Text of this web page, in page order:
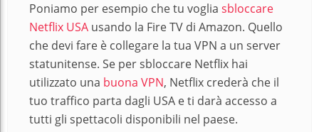
Poniamo per esempio che tu voglia sbloccare
Netflix USA usando la Fire TV di Amazon. Quello
che devi fare è collegare la tua VPN a un server
statunitense. Se per sbloccare Netflix hai
utilizzato una buona VPN, Netflix crederà che il
tuo traffico parta dagli USA e ti darà accesso a
tutti gli spettacoli disponibili nel paese.